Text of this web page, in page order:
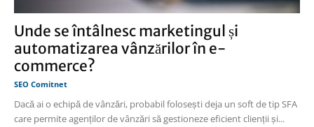
Unde se întâlnesc marketingul și
automatizarea vânzărilor în e-
commerce?
SEO Comitnet
Dacă ai o echipă de vânzări, probabil folosești deja un soft de tip SFA
care permite agenților de vânzări să gestioneze eficient clienții și...